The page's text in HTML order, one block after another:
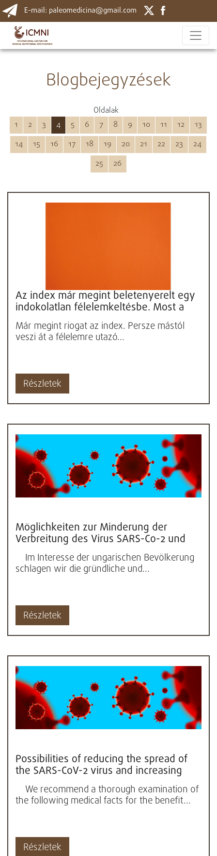
E-mail: paleomedicina@gmail.com
Blogbejegyzések
Oldalak
1
2 3 4 5 6 7 8 9 10 11 12
13
14
15 16 17 18 19 20 21 22 23
24
25
26
Az index már megint beletenyerelt egy
indokolatlan félelemkeltésbe. Most a
gyerekekre vizionál halált...
Már megint riogat az index. Persze mástól
veszi át a félelemre utazó...
Részletek
Möglichkeiten zur Minderung der
Verbreitung des Virus SARS-Co-2 und
zur Steigerung der natürlichen...
Im Interesse der ungarischen Bevölkerung
schlagen wir die gründliche und...
Részletek
Possibilities of reducing the spread of
the SARS-CoV-2 virus and increasing
natural resistance to the...
We recommend a thorough examination of
the following medical facts for the benefit...
Részletek